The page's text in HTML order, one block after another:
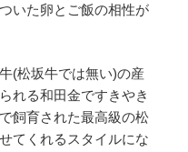
いた卵とご飯の相性が
(松坂牛では無い)の産
れる和田金ですきやき
飼育された最高級の松
てくれるスタイルにな